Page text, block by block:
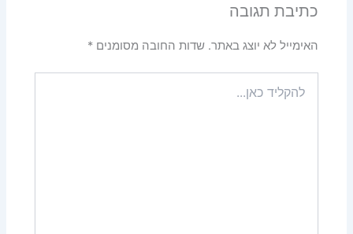
כתיבת תגובה
האימייל לא יוצג באתר. שדות החובה מסומנים*
כאן...